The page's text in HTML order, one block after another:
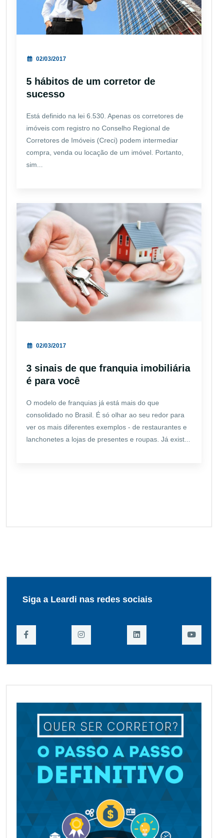
02/03/2017
5 hábitos de um corretor de
sucesso
Está definido na lei 6.530. Apenas os corretores de
imóveis com registro no Conselho Regional de
Corretores de Imóveis (Creci) podem intermediar
compra, venda ou locação de um imóvel. Portanto,
sim...
02/03/2017
3 sinais de que franquia imobiliária
é para você
O modelo de franquias já está mais do que
consolidado no Brasil. É só olhar ao seu redor para
ver os mais diferentes exemplos - de restaurantes e
lanchonetes a lojas de presentes e roupas. Já exist...
Siga a Leardi nas redes sociais